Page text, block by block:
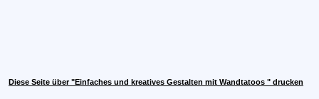
Diese Seite über "Einfaches und kreatives Gestalten mit Wandtatoos " drucken